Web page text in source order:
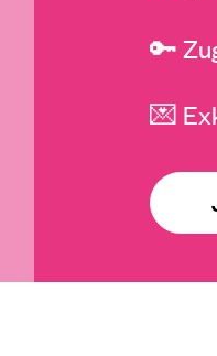
🔑
💌